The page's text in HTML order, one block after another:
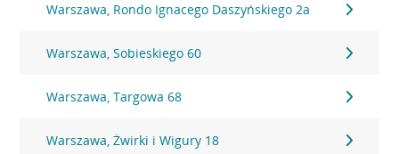
Warszawa, Rondo Ignacego Daszyńskiego 2a
Warszawa, Sobieskiego 60
Warszawa, Targowa 68
Warszawa, Żwirki i Wigury 18